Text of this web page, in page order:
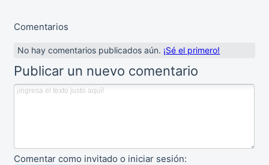
Comentarios
No hay comentarios publicados aún. ¡Sé el primero!
Publicar un nuevo comentario
Comentar como invitado o iniciar sesión: